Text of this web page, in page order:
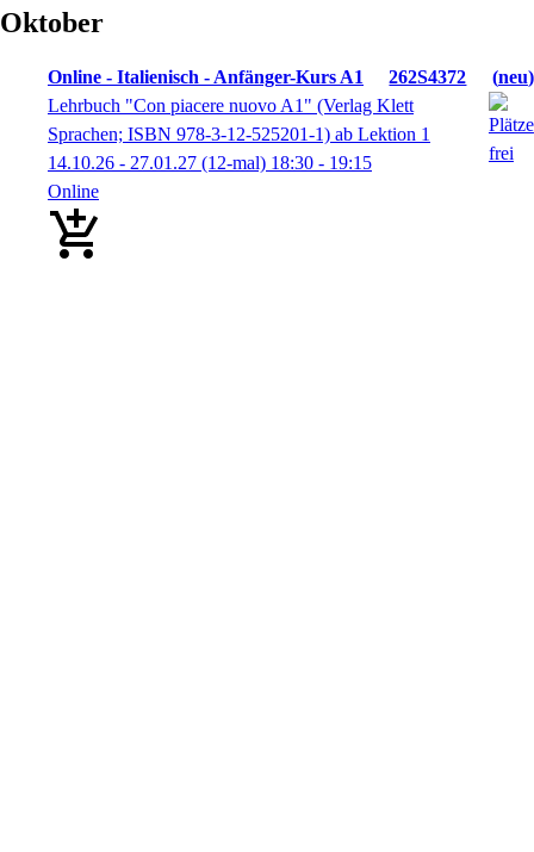
Oktober
Online - Italienisch - Anfänger-Kurs A1 262S4372
neu
Lehrbuch "Con piacere nuovo A1" (Verlag Klett
Sprachen; ISBN 978-3-12-525201-1) ab Lektion 1
14.10.26 - 27.01.27 (12-mal) 18:30 - 19:15
Online